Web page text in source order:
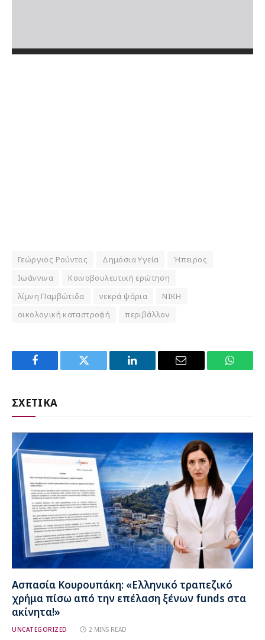
Γεώργιος Ρούντας Δημόσια Υγεία
Ήπειρος
Ιωάννινα
Κοινοβουλευτική ερώτηση
λίμνη Παμβώτιδα
νεκρά ψάρια
ΝΙΚΗ
οικολογική καταστροφή
περιβάλλον
Facebook Twitter LinkedIn Email
ΣΧΕΤΙΚΑ
Ασπασία Κουρουπάκη: «Ελληνικό τραπεζικό
χρήμα πίσω από την επέλαση ξένων funds στα
ακίνητα!»
UNCATEGORIZED 2 MINS READ